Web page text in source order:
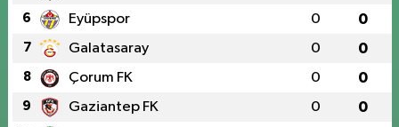
6 Eyüpspor 0 0
7 Galatasaray 0 0
8 Çorum FK 0 0
9 Gaziantep FK 0 0